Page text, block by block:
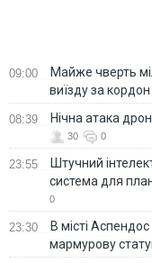
09:00
Майже чверть
виїзду за кордон
08:39 Нічна атака
30 0
23:55
Штучний
система для
0
23:30
В місті
мармурову